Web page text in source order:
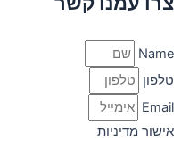
Name
טלפון
Email
אישור מדיניות